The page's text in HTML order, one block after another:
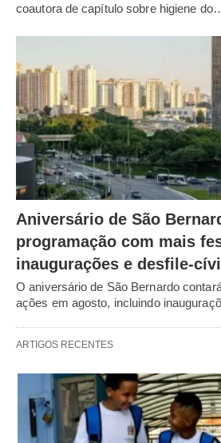
coautora de capítulo sobre higiene
Aniversário de São
programação com mais
inaugurações e desfile-
O aniversário de São Bernardo
ações em agosto, incluindo
ARTIGOS RECENTES